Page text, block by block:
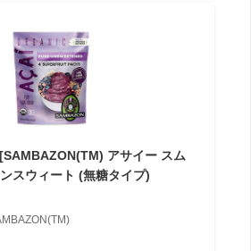
アサイー スム
スウィート (無糖タイプ)